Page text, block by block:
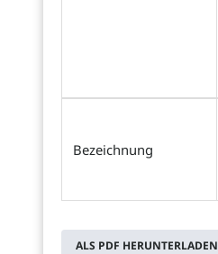
Bezeichnung
ALS PDF HERUNTERLADEN